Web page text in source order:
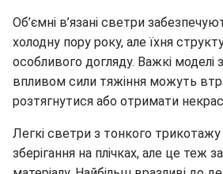
Об’ємні в’язані светри
холодну пору року, але їхня
особливого догляду. Важкі моделі
впливом сили тяжіння можуть
розтягнутися або отримати
Легкі светри з тонкого
зберігання на плічках, але це теж